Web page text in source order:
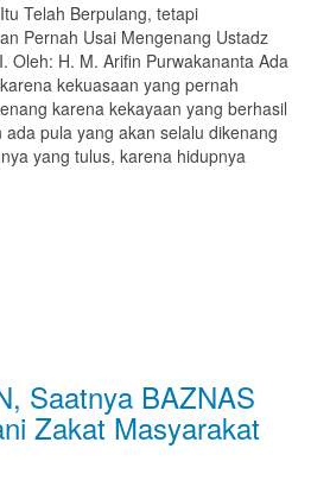
Telah Berpulang, tetapi
Pernah Usai Mengenang Ustadz
Oleh: H. M. Arifin Purwakananta Ada
kekuasaan yang pernah
karena kekayaan yang berhasil
pula yang akan selalu dikenang
yang tulus, karena hidupnya
Saatnya BAZNAS
Zakat Masyarakat